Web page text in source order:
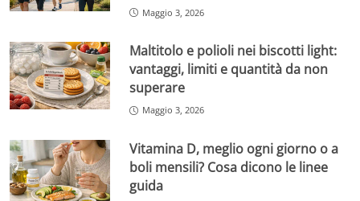
Maggio 3, 2026
Maltitolo e polioli nei biscotti light:
vantaggi, limiti e quantità da non
superare
Maggio 3, 2026
Vitamina D, meglio ogni giorno o a
boli mensili? Cosa dicono le linee
guida